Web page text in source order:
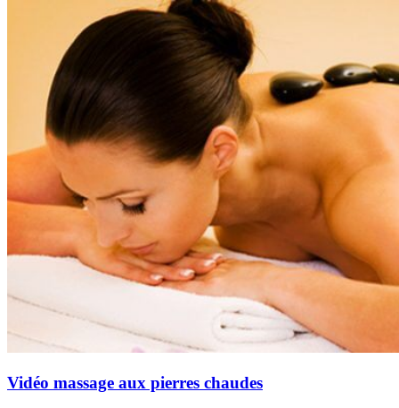
Vidéo massage aux pierres chaudes